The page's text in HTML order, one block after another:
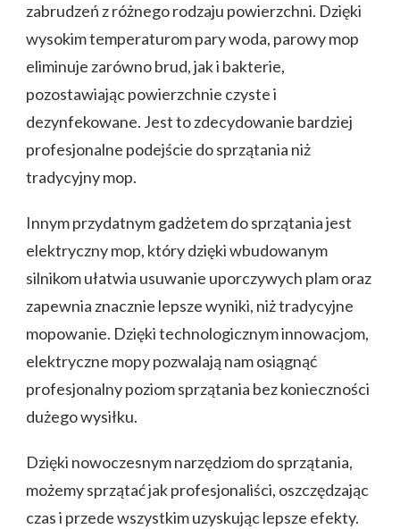
zabrudzeń z różnego rodzaju powierzchni. Dzięki
wysokim temperaturom pary woda, parowy mop
eliminuje zarówno brud, jak i bakterie,
pozostawiając powierzchnie czyste i
dezynfekowane. Jest to zdecydowanie bardziej
profesjonalne podejście do sprzątania niż
tradycyjny mop.
Innym przydatnym gadżetem do sprzątania jest
elektryczny mop, który dzięki wbudowanym
silnikom ułatwia usuwanie uporczywych plam oraz
zapewnia znacznie lepsze wyniki, niż tradycyjne
mopowanie. Dzięki technologicznym innowacjom,
elektryczne mopy pozwalają nam osiągnąć
profesjonalny poziom sprzątania bez konieczności
dużego wysiłku.
Dzięki nowoczesnym narzędziom do sprzątania,
możemy sprzątać jak profesjonaliści, oszczędzając
czas i przede wszystkim uzyskując lepsze efekty.